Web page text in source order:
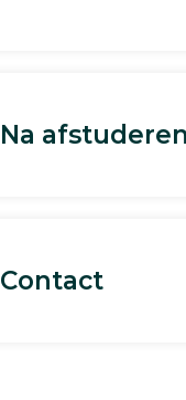
Na afstuderen
Contact